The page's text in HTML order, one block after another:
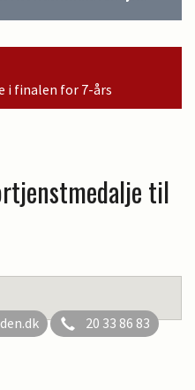
til
20 33 86 83